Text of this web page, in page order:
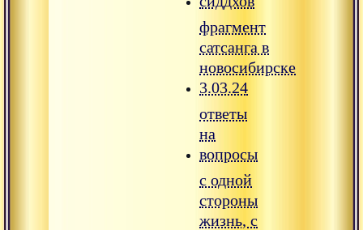
фрагмент
сатсанга в
новосибирске
3.03.24
ответы
на
вопросы
с одной
стороны
жизнь, с